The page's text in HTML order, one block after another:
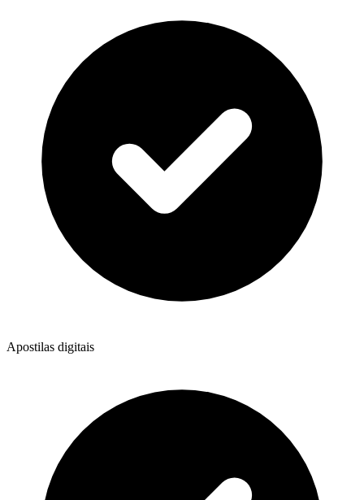
Apostilas digitais